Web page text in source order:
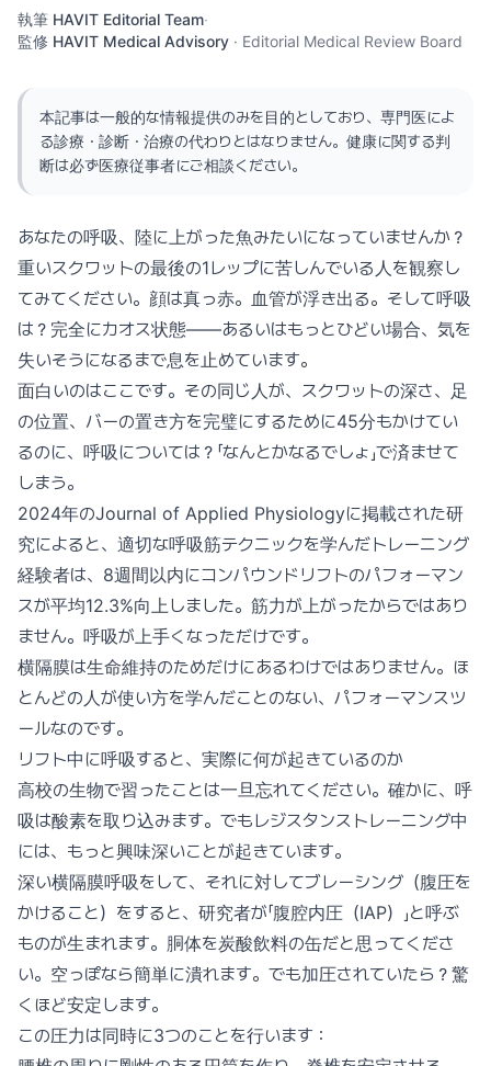
執筆 HAVIT Editorial Team·
監修 HAVIT Medical Advisory · Editorial Medical Review Board
本記事は一般的な情報提供のみを目的としており、専門医によ
る診療・診断・治療の代わりとはなりません。健康に関する判
断は必ず医療従事者にご相談ください。
あなたの呼吸、陸に上がった魚みたいになっていませんか？
重いスクワットの最後の1レップに苦しんでいる人を観察し
てみてください。顔は真っ赤。血管が浮き出る。そして呼吸
は？完全にカオス状態——あるいはもっとひどい場合、気を
失いそうになるまで息を止めています。
面白いのはここです。その同じ人が、スクワットの深さ、足
の位置、バーの置き方を完璧にするために45分もかけてい
るのに、呼吸については？「なんとかなるでしょ」で済ませて
しまう。
2024年のJournal of Applied Physiologyに掲載された研
究によると、適切な呼吸筋テクニックを学んだトレーニング
経験者は、8週間以内にコンパウンドリフトのパフォーマン
スが平均12.3%向上しました。筋力が上がったからではあり
ません。呼吸が上手くなっただけです。
横隔膜は生命維持のためだけにあるわけではありません。ほ
とんどの人が使い方を学んだことのない、パフォーマンスツ
ールなのです。
リフト中に呼吸すると、実際に何が起きているのか
高校の生物で習ったことは一旦忘れてください。確かに、呼
吸は酸素を取り込みます。でもレジスタンストレーニング中
には、もっと興味深いことが起きています。
深い横隔膜呼吸をして、それに対してブレーシング（腹圧を
かけること）をすると、研究者が「腹腔内圧（IAP）」と呼ぶ
ものが生まれます。胴体を炭酸飲料の缶だと思ってくださ
い。空っぽなら簡単に潰れます。でも加圧されていたら？驚
くほど安定します。
この圧力は同時に3つのことを行います：